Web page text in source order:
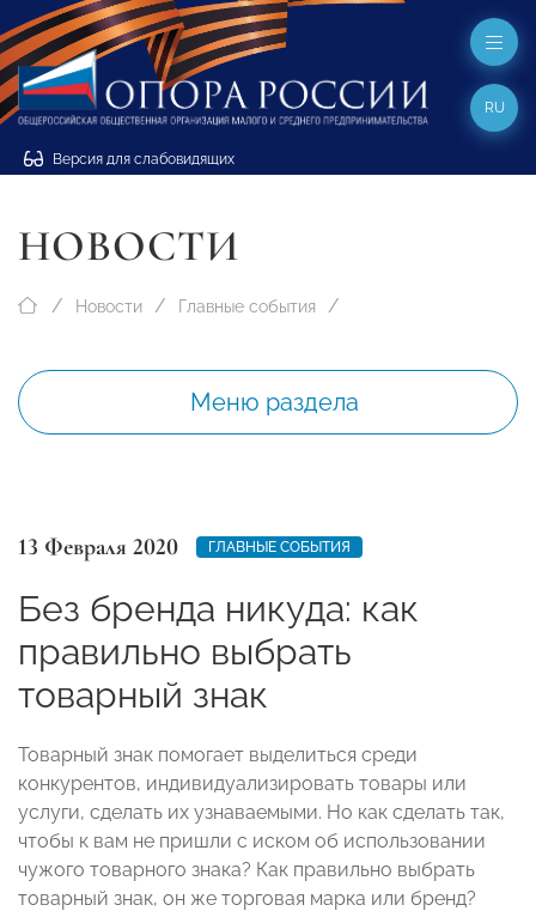
Версия для слабовидящих
RU
НОВОСТИ
Новости Главные события
Меню раздела
13 Февраля 2020 ГЛАВНЫЕ СОБЫТИЯ
Без бренда никуда: как
правильно выбрать
товарный знак
Товарный знак помогает выделиться среди
конкурентов, индивидуализировать товары или
услуги, сделать их узнаваемыми. Но как сделать так,
чтобы к вам не пришли с иском об использовании
чужого товарного знака? Как правильно выбрать
товарный знак, он же торговая марка или бренд?